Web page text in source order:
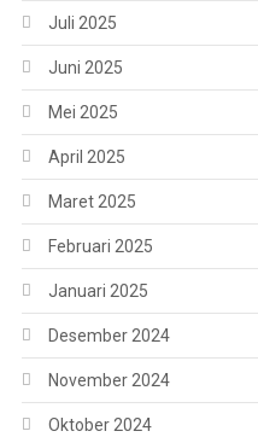
Juli 2025
Juni 2025
Mei 2025
April 2025
Maret 2025
Februari 2025
Januari 2025
Desember 2024
November 2024
Oktober 2024